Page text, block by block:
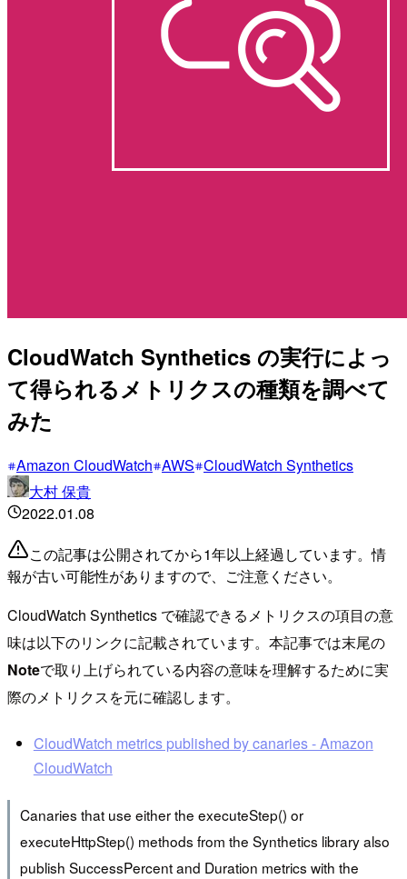
CloudWatch Synthetics の実行によっ
て得られるメトリクスの種類を調べて
みた
Amazon CloudWatch AWS CloudWatch Synthetics
大村 保貴
2022.01.08
この記事は公開されてから1年以上経過しています。情
報が古い可能性がありますので、ご注意ください。
CloudWatch Synthetics で確認できるメトリクスの項目の意
味は以下のリンクに記載されています。本記事では末尾の
Noteで取り上げられている内容の意味を理解するために実
際のメトリクスを元に確認します。
CloudWatch metrics published by canaries - Amazon
CloudWatch
Canaries that use either the executeStep() or
executeHttpStep() methods from the Synthetics library also
publish SuccessPercent and Duration metrics with the